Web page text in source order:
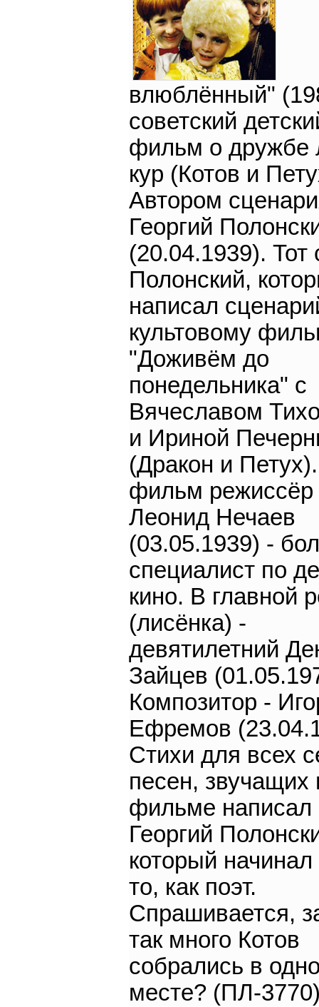
влюблённый"
советский
фильм о дружбе
кур (Котов и
Автором
Георгий
(20.04.1939).
Полонский,
написал
культовому
"Доживём до
понедельника" с
Вячеславом
и Ириной
(Дракон и
фильм режиссёр
Леонид Нечаев
(03.05.1939) -
специалист по
кино. В главной
(лисёнка) -
девятилетний
Зайцев
Композитор -
Ефремов
Стихи для всех
песен, звучащих
фильме написал
Георгий
который начинал
то, как поэт.
Спрашивается,
так много Котов
собрались в
месте? (ПЛ-